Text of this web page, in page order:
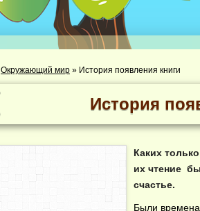
Окружающий мир » История появления книги
История
Каких
их чтение
счастье.
Были